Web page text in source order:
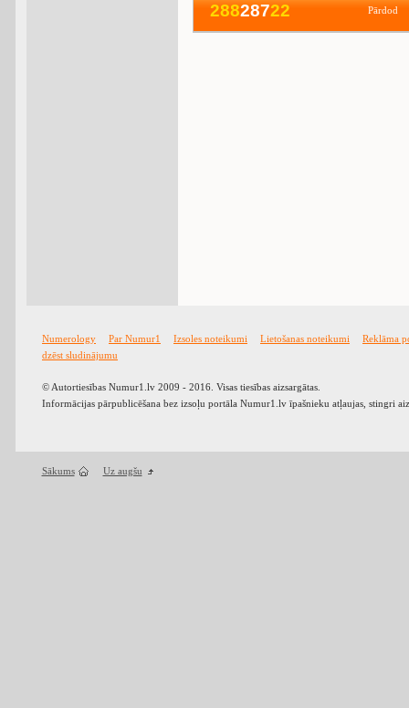
28828722 Pārdod
Numerology Par Numur1 Izsoles noteikumi Lietošanas noteikumi
Reklāma
dzēst sludinājumu
© Autortiesības Numur1.lv 2009 - 2016. Visas tiesības aizsargātas.
Informācijas pārpublicēšana bez izsoļu portāla Numur1.lv īpašnieku atļaujas, stingri
Sākums Uz augšu